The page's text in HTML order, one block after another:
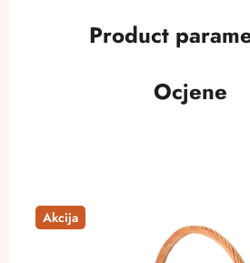
Product
Ocjene
Akcija